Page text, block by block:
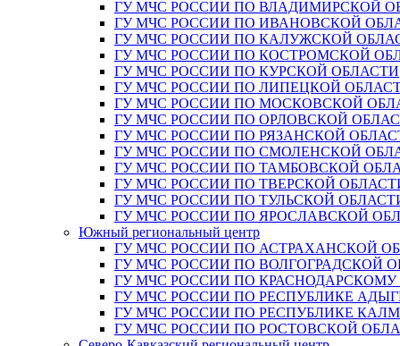
ГУ МЧС РОССИИ ПО ВЛАДИМИРСКОЙ
ГУ МЧС РОССИИ ПО ИВАНОВСКОЙ
ГУ МЧС РОССИИ ПО КАЛУЖСКОЙ
ГУ МЧС РОССИИ ПО КОСТРОМСКОЙ
ГУ МЧС РОССИИ ПО КУРСКОЙ ОБЛАСТИ
ГУ МЧС РОССИИ ПО ЛИПЕЦКОЙ
ГУ МЧС РОССИИ ПО МОСКОВСКОЙ
ГУ МЧС РОССИИ ПО ОРЛОВСКОЙ
ГУ МЧС РОССИИ ПО РЯЗАНСКОЙ
ГУ МЧС РОССИИ ПО СМОЛЕНСКОЙ
ГУ МЧС РОССИИ ПО ТАМБОВСКОЙ
ГУ МЧС РОССИИ ПО ТВЕРСКОЙ
ГУ МЧС РОССИИ ПО ТУЛЬСКОЙ
ГУ МЧС РОССИИ ПО ЯРОСЛАВСКОЙ
Южный региональный центр
ГУ МЧС РОССИИ ПО АСТРАХАНСКОЙ
ГУ МЧС РОССИИ ПО ВОЛГОГРАДСКОЙ
ГУ МЧС РОССИИ ПО
ГУ МЧС РОССИИ ПО РЕСПУБЛИКЕ
ГУ МЧС РОССИИ ПО РЕСПУБЛИКЕ
ГУ МЧС РОССИИ ПО РОСТОВСКОЙ